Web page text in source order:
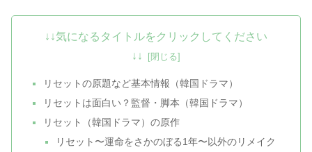
↓↓気になるタイトルをクリックしてください
↓↓
リセットの原題など基本情報（韓国ドラマ）
リセットは面白い？監督・脚本（韓国ドラマ）
リセット（韓国ドラマ）の原作
リセット〜運命をさかのぼる1年〜以外のリメイク